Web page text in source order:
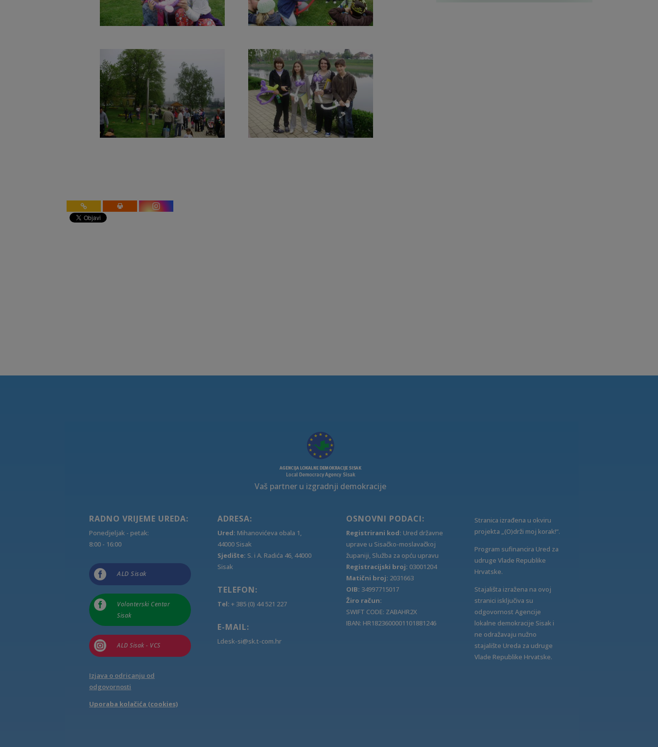
Vaš partner u izgradnji demokracije
RADNO VRIJEME UREDA:
Ponedjeljak - petak:
8:00 - 16:00
 ALD Sisak

Volonterski Centar
Sisak
 ALD Sisak - VCS
Izjava o odricanju od
odgovornosti
Uporaba kolačića (cookies)
ADRESA:
Ured: Mihanovićeva obala 1,
44000 Sisak
Sjedište: S. i A. Radića 46, 44000
Sisak
TELEFON:
Tel: + 385 (0) 44 521 227
E-MAIL:
Ldesk-si@sk.t-com.hr
OSNOVNI PODACI:
Registrirani kod: Ured državne
uprave u Sisačko-moslavačkoj
županiji, Služba za opću upravu
Registracijski broj: 03001204
Matični broj: 2031663
OIB: 34997715017
Žiro račun:
SWIFT CODE: ZABAHR2X
IBAN: HR1823600001101881246
Stranica izrađena u okviru
projekta „(O)drži moj korak!“.
Program sufinancira Ured za
udruge Vlade Republike
Hrvatske.
Stajališta izražena na ovoj
stranici isključiva su
odgovornost Agencije
lokalne demokracije Sisak i
ne odražavaju nužno
stajalište Ureda za udruge
Vlade Republike Hrvatske.